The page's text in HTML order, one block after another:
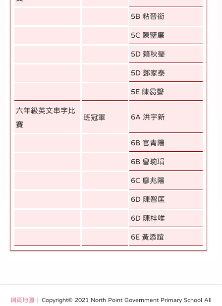
5B 粘晉銜
5C 陳鑒廉
5D 賴秋瑩
5D 鄧家泰
5E 陳易聲
六年級英文串字比
賽
班冠軍 6A 洪宇新
6B 官青陽
6B 曾琬琄
6C 廖兆陽
6D 陳智匡
6D 陳梓唯
6E 黃添誼
網頁地圖 | Copyright© 2021 North Point Government Primary School All